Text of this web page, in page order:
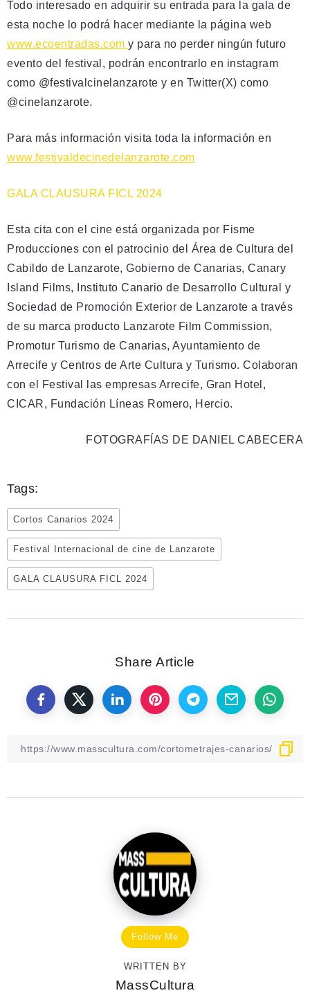
Todo interesado en adquirir su entrada para la gala de
esta noche lo podrá hacer mediante la página web
www.ecoentradas.com y para no perder ningún futuro
evento del festival, podrán encontrarlo en instagram
como @festivalcinelanzarote y en Twitter(X) como
@cinelanzarote.
Para más información visita toda la información en
www.festivaldecinedelanzarote.com
GALA CLAUSURA FICL 2024
Esta cita con el cine está organizada por Fisme
Producciones con el patrocinio del Área de Cultura del
Cabildo de Lanzarote, Gobierno de Canarias, Canary
Island Films, Instituto Canario de Desarrollo Cultural y
Sociedad de Promoción Exterior de Lanzarote a través
de su marca producto Lanzarote Film Commission,
Promotur Turismo de Canarias, Ayuntamiento de
Arrecife y Centros de Arte Cultura y Turismo. Colaboran
con el Festival las empresas Arrecife, Gran Hotel,
CICAR, Fundación Líneas Romero, Hercio.
FOTOGRAFÍAS DE DANIEL CABECERA
Tags:
Cortos Canarios 2024
Festival Internacional de cine de Lanzarote
GALA CLAUSURA FICL 2024
Share Article
Follow Me
WRITTEN BY
MassCultura